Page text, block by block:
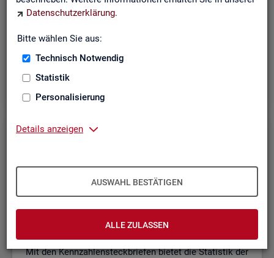
Datenschutzerklärung.
Bitte wählen Sie aus:
Technisch Notwendig
Statistik
Personalisierung
Details anzeigen
AUSWAHL BESTÄTIGEN
ALLE ZULASSEN
Die Kurzinformationen geben einen schnellen Überblick
über die Fachstatistiken der Statistik der BA.
Mit den Kennzahlensteckbriefen bietet die Statistik der